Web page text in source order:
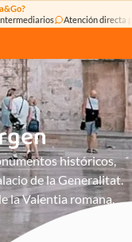
Atención directa por
históricos,
de la Generalitat.
la Valentia romana.